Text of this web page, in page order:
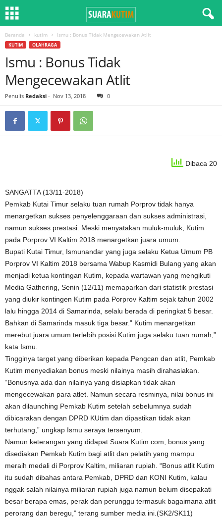
Beranda kutim Ismu : Bonus Tidak Mengecewakan Atlit
KUTIM OLAHRAGA
Ismu : Bonus Tidak
Mengecewakan Atlit
Penulis Redaksi - Nov 13, 2018 0
Dibaca 20
SANGATTA (13/11-2018)
Pemkab Kutai Timur selaku tuan rumah Porprov tidak hanya
menargetkan sukses penyelenggaraan dan sukses administrasi,
namun sukses prestasi. Meski menyatakan muluk-muluk, Kutim
pada Porprov VI Kaltim 2018 menargetkan juara umum.
Bupati Kutai Timur, Ismunandar yang juga selaku Ketua Umum PB
Porprov VI Kaltim 2018 bersama Wabup Kasmidi Bulang yang akan
menjadi ketua kontingan Kutim, kepada wartawan yang mengikuti
Media Gathering, Senin (12/11) memaparkan dari statistik prestasi
yang diukir kontingen Kutim pada Porprov Kaltim sejak tahun 2002
lalu hingga 2014 di Samarinda, selalu berada di peringkat 5 besar.
Bahkan di Samarinda masuk tiga besar.” Kutim menargetkan
merebut juara umum terlebih posisi Kutim juga selaku tuan rumah,”
kata Ismu.
Tingginya target yang diberikan kepada Pengcan dan atlit, Pemkab
Kutim menyediakan bonus meski nilainya masih dirahasiakan.
“Bonusnya ada dan nilainya yang disiapkan tidak akan
mengecewakan para atlet. Namun secara resminya, nilai bonus ini
akan dilaunching Pemkab Kutim setelah sebelumnya sudah
dibicarakan dengan DPRD KUtim dan dipastikan tidak akan
terhutang,” ungkap Ismu seraya tersenyum.
Namun keterangan yang didapat Suara Kutim.com, bonus yang
disediakan Pemkab Kutim bagi atlit dan pelatih yang mampu
meraih medali di Porprov Kaltim, miliaran rupiah. “Bonus atlit Kutim
itu sudah dibahas antara Pemkab, DPRD dan KONI Kutim, kalau
nggak salah nilainya miliaran rupiah juga namun belum disepakati
besar berapa emas, perak dan perunggu termasuk bagaimana atlit
perorang dan beregu,” terang sumber media ini.(SK2/SK11)